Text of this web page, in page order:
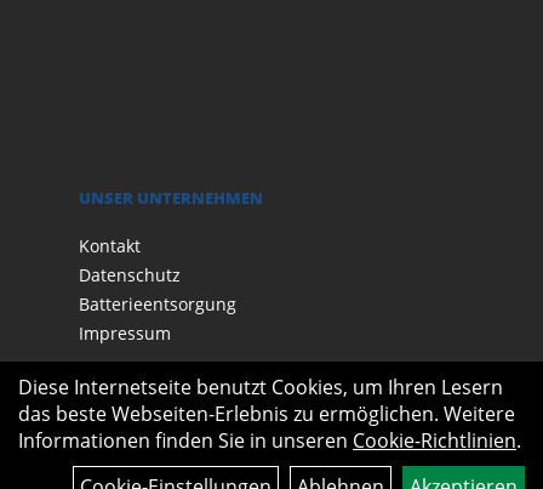
UNSER UNTERNEHMEN
Kontakt
Datenschutz
Batterieentsorgung
Impressum
Diese Internetseite benutzt Cookies, um Ihren Lesern
das beste Webseiten-Erlebnis zu ermöglichen. Weitere
Informationen finden Sie in unseren Cookie-Richtlinien.